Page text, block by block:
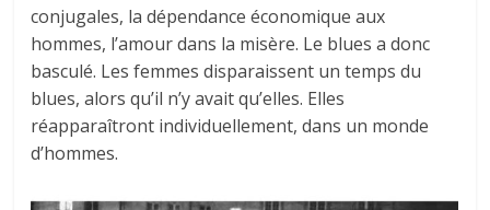
conjugales, la dépendance économique aux
hommes, l’amour dans la misère. Le blues a donc
basculé. Les femmes disparaissent un temps du
blues, alors qu’il n’y avait qu’elles. Elles
réapparaîtront individuellement, dans un monde
d’hommes.